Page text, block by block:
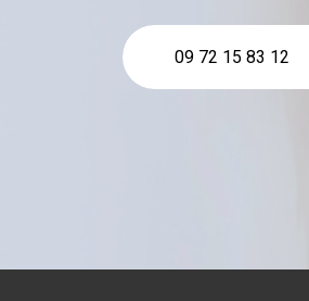
09 72 15 83 12